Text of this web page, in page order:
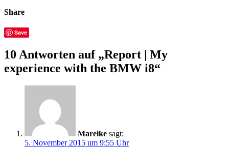
Share
Save
10 Antworten auf „Report | My
experience with the BMW i8“
Mareike sagt:
5. November 2015 um 9:55 Uhr